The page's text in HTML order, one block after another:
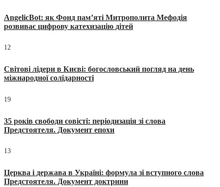
AngelicBot: як Фонд пам’яті Митрополита Мефодія
розвиває цифрову катехизацію дітей
12
Світові лідери в Києві: богословський погляд на день
міжнародної солідарності
19
35 років свободи совісті: періодизація зі слова
Предстоятеля. Документ епохи
13
Церква і держава в Україні: формула зі вступного слова
Предстоятеля. Документ доктрини